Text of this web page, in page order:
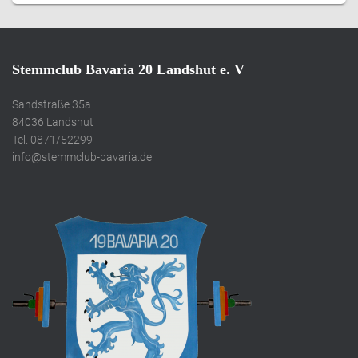
Stemmclub Bavaria 20 Landshut e. V
Sandstraße 35a
84036 Landshut
Tel. 0871/52299
info@stemmclub-bavaria.de